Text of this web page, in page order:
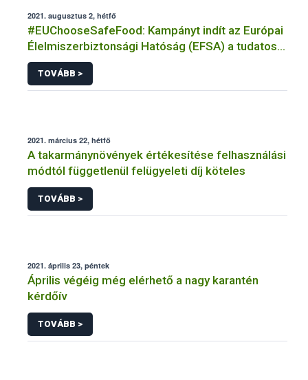
2021. augusztus 2, hétfő
#EUChooseSafeFood: Kampányt indít az Európai
Élelmiszerbiztonsági Hatóság (EFSA) a tudatos
élelmiszer-választásról
TOVÁBB >
2021. március 22, hétfő
A takarmánynövények értékesítése felhasználási
módtól függetlenül felügyeleti díj köteles
TOVÁBB >
2021. április 23, péntek
Április végéig még elérhető a nagy karantén
kérdőív
TOVÁBB >